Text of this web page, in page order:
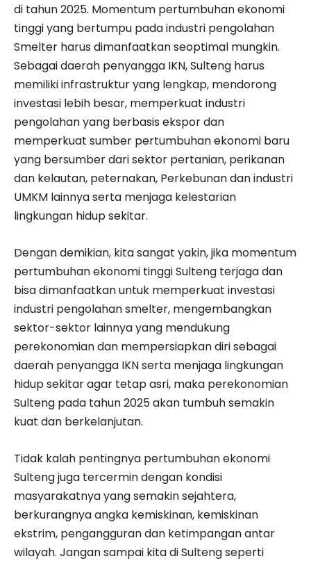
di tahun 2025. Momentum pertumbuhan ekonomi
tinggi yang bertumpu pada industri pengolahan
Smelter harus dimanfaatkan seoptimal mungkin.
Sebagai daerah penyangga IKN, Sulteng harus
memiliki infrastruktur yang lengkap, mendorong
investasi lebih besar, memperkuat industri
pengolahan yang berbasis ekspor dan
memperkuat sumber pertumbuhan ekonomi baru
yang bersumber dari sektor pertanian, perikanan
dan kelautan, peternakan, Perkebunan dan industri
UMKM lainnya serta menjaga kelestarian
lingkungan hidup sekitar.
Dengan demikian, kita sangat yakin, jika momentum
pertumbuhan ekonomi tinggi Sulteng terjaga dan
bisa dimanfaatkan untuk memperkuat investasi
industri pengolahan smelter, mengembangkan
sektor-sektor lainnya yang mendukung
perekonomian dan mempersiapkan diri sebagai
daerah penyangga IKN serta menjaga lingkungan
hidup sekitar agar tetap asri, maka perekonomian
Sulteng pada tahun 2025 akan tumbuh semakin
kuat dan berkelanjutan.
Tidak kalah pentingnya pertumbuhan ekonomi
Sulteng juga tercermin dengan kondisi
masyarakatnya yang semakin sejahtera,
berkurangnya angka kemiskinan, kemiskinan
ekstrim, pengangguran dan ketimpangan antar
wilayah. Jangan sampai kita di Sulteng seperti